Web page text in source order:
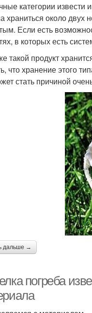
категории
храниться около двух
Если есть
в которых есть
такой продукт
что хранение этого
стать причиной
дальше →
погреба